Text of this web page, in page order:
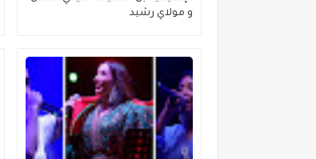
و مولاي رشيد